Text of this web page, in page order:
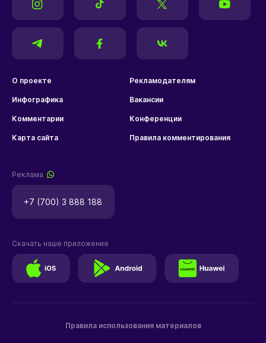
О проекте Рекламодателям
Инфографика Вакансии
Комментарии Конференции
Карта сайта Правила комментирования
Реклама
+7 (700) 3 888 188
Правила использования материалов
Скачать наше приложение